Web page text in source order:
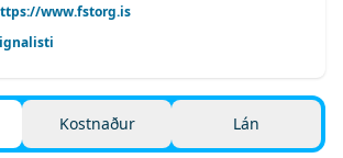
www.fstorg.is
Kostnaður Lán